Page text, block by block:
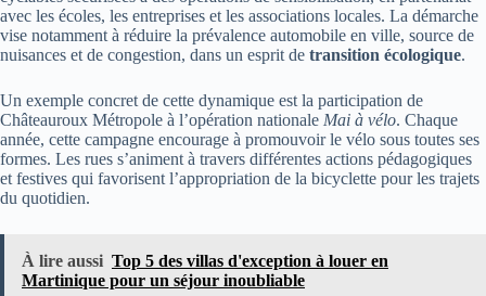
avec les écoles, les entreprises et les associations locales. La démarche
vise notamment à réduire la prévalence automobile en ville, source de
nuisances et de congestion, dans un esprit de transition écologique.
Un exemple concret de cette dynamique est la participation de
Châteauroux Métropole à l’opération nationale Mai à vélo. Chaque
année, cette campagne encourage à promouvoir le vélo sous toutes ses
formes. Les rues s’animent à travers différentes actions pédagogiques
et festives qui favorisent l’appropriation de la bicyclette pour les trajets
du quotidien.
À lire aussi Top 5 des villas d'exception à louer en
Martinique pour un séjour inoubliable